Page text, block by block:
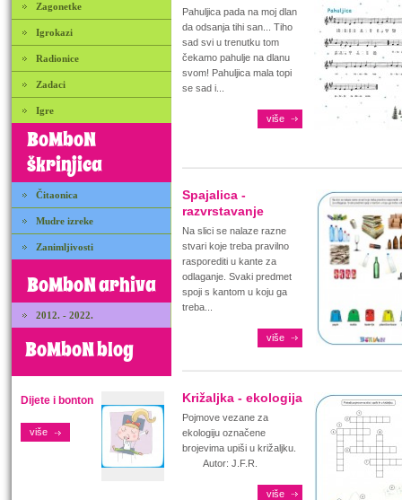
Zagonetke
Igrokazi
Radionice
Zadaci
Igre
BoMboN
škrinjica
Čitaonica
Mudre izreke
Zanimljivosti
BoMboN arhiva
2012. - 2022.
BoMboN blog
Dijete i bonton
više
Pahuljica pada na moj dlan
da odsanja tihi san... Tiho
sad svi u trenutku tom
čekamo pahulje na dlanu
svom! Pahuljica mala topi
se sad i...
više
Spajalica -
razvrstavanje
Na slici se nalaze razne
stvari koje treba pravilno
rasporediti u kante za
odlaganje. Svaki predmet
spoji s kantom u koju ga
treba...
više
Križaljka - ekologija
Pojmove vezane za
ekologiju označene
brojevima upiši u križaljku.
Autor: J.F.R.
više